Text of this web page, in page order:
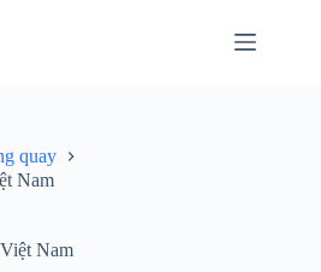
quay
Nam